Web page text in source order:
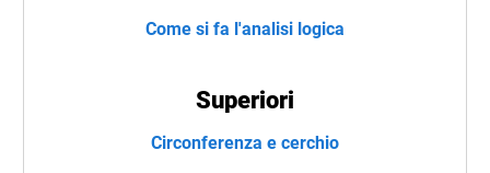
Come si fa l'analisi logica
Superiori
Circonferenza e cerchio